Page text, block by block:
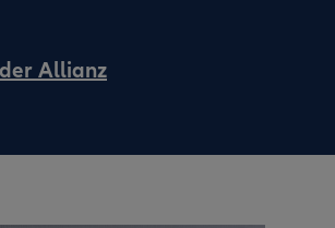
Allianz